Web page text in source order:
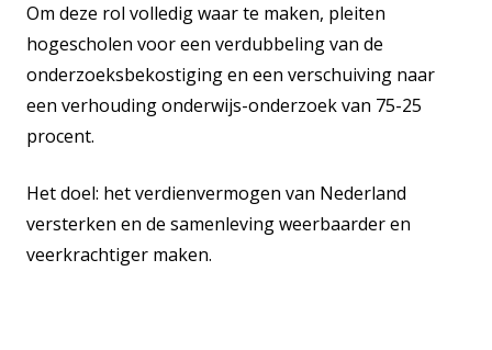
Om deze rol volledig waar te maken, pleiten
hogescholen voor een verdubbeling van de
onderzoeksbekostiging en een verschuiving naar
een verhouding onderwijs-onderzoek van 75-25
procent.
Het doel: het verdienvermogen van Nederland
versterken en de samenleving weerbaarder en
veerkrachtiger maken.